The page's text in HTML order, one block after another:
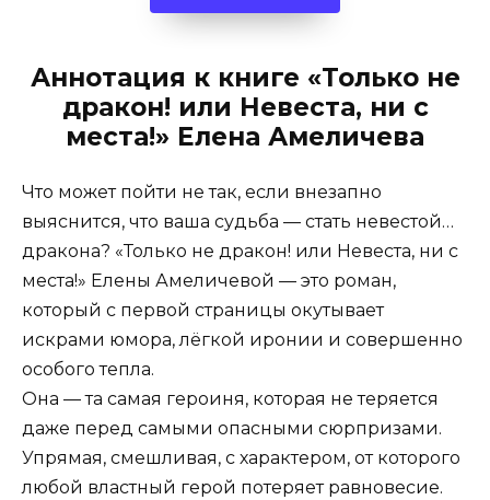
Аннотация к книге «Только не
дракон! или Невеста, ни с
места!» Елена Амеличева
Что может пойти не так, если внезапно
выяснится, что ваша судьба — стать невестой…
дракона? «Только не дракон! или Невеста, ни с
места!» Елены Амеличевой — это роман,
который с первой страницы окутывает
искрами юмора, лёгкой иронии и совершенно
особого тепла.
Она — та самая героиня, которая не теряется
даже перед самыми опасными сюрпризами.
Упрямая, смешливая, с характером, от которого
любой властный герой потеряет равновесие.